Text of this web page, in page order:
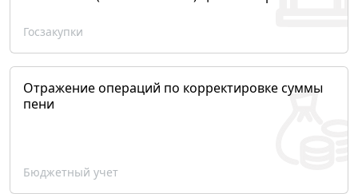
Госзакупки
Отражение операций по корректировке суммы
пени
Бюджетный учет